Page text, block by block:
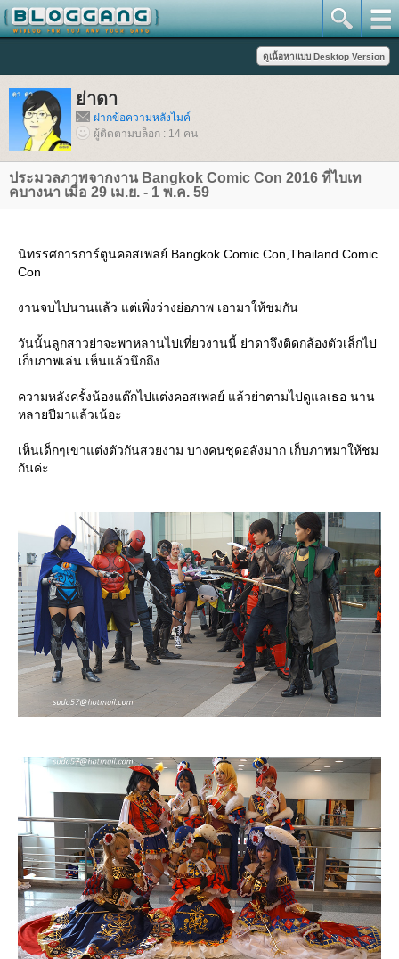
่าดา
ฝากข้อความหลังไมค์
ผู้ติดตามบล็อก : 14 คน
ประมวลภาพจากงาน Bangkok Comic Con 2016 ที่ไบเท
คบางนา เมื่อ 29 เม.ย. - 1 พ.ค. 59
นิทรรศการการ์ตูนคอสเพลย์ Bangkok Comic Con,Thailand Comic
Con
งานจบไปนานแล้ว แต่เพิ่งว่างย่อภาพ เอามาให้ชมกัน
วันนั้นลูกสาวย่าจะพาหลานไปเที่ยวงานนี้ ย่าดาจึงติดกล้องตัวเล็กไป
เก็บภาพเล่น เห็นแล้วนึกถึง
ความหลังครั้งน้องแต๊กไปแต่งคอสเพลย์ แล้วย่าตามไปดูแลเธอ นาน
หลายปีมาแล้วเน้อะ
เห็นเด็กๆเขาแต่งตัวกันสวยงาม บางคนชุดอลังมาก เก็บภาพมาให้ชม
กันค่ะ